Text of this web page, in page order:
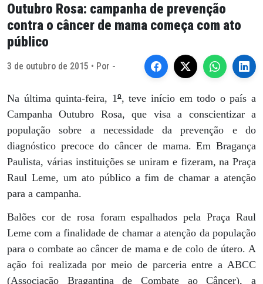
Outubro Rosa: campanha de prevenção
contra o câncer de mama começa com ato
público
3 de outubro de 2015 • Por -
Na última quinta-feira, 1º, teve início em todo o país a
Campanha Outubro Rosa, que visa a conscientizar a
população sobre a necessidade da prevenção e do
diagnóstico precoce do câncer de mama. Em Bragança
Paulista, várias instituições se uniram e fizeram, na Praça
Raul Leme, um ato público a fim de chamar a atenção
para a campanha.
Balões cor de rosa foram espalhados pela Praça Raul
Leme com a finalidade de chamar a atenção da população
para o combate ao câncer de mama e de colo de útero. A
ação foi realizada por meio de parceria entre a ABCC
(Associação Bragantina de Combate ao Câncer), a